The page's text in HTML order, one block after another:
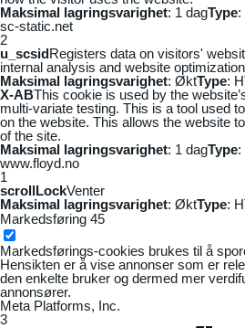
Maksimal lagringsvarighet: 1 dagType:
sc-static.net
2
u_scsidRegisters data on visitors'
internal analysis and website
Maksimal lagringsvarighet: ØktType:
X-ABThis cookie is used by the
multi-variate testing. This is a tool used
on the website. This allows the website
of the site.
Maksimal lagringsvarighet: 1 dagType:
www.floyd.no
1
scrollLockVenter
Maksimal lagringsvarighet: ØktType:
Markedsføring 45
Markedsførings-cookies brukes til å
Hensikten er å vise annonser som er
den enkelte bruker og dermed mer
annonsører.
Meta Platforms, Inc.
3